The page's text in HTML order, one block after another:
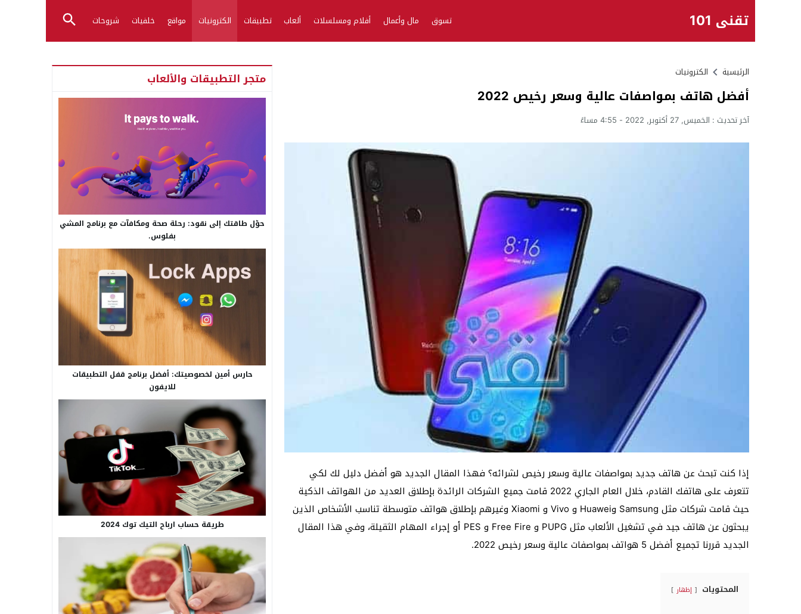
تقني 101 تسوق مال وأعمال أفلام ومسلسلات ألعاب تطبيقات الكترونيات مواقع خلفيات شروحات
الرئيسية الكترونيات
أفضل هاتف بمواصفات عالية وسعر رخيص 2022
آخر تحديث : الخميس, 27 أكتوبر, 2022 - 4:55 مساءً
إذا كنت تبحث عن هاتف جديد بمواصفات عالية وسعر رخيص لشرائه؟ فهذا المقال الجديد هو أفضل دليل لك لكي
تتعرف على هاتفك القادم، خلال العام الجاري 2022 قامت جميع الشركات الرائدة بإطلاق العديد من الهواتف الذكية
حيث قامت شركات مثل Samsung وHuawei و Vivo و Xiaomi وغيرهم بإطلاق هواتف متوسطة تناسب الأشخاص الذين
يبحثون عن هاتف جيد في تشغيل الألعاب مثل PUPG و Free Fire و PES أو إجراء المهام الثقيلة، وفي هذا المقال
الجديد قررنا تجميع أفضل 5 هواتف بمواصفات عالية وسعر رخيص 2022.
المحتويات إظهار
متجر التطبيقات والألعاب
حوّل طاقتك إلى نقود: رحلة صحة ومكافآت مع برنامج المشي
بفلوس.
حارس أمين لخصوصيتك: أفضل برنامج قفل التطبيقات
للايفون
طريقة حساب ارباح التيك توك 2024